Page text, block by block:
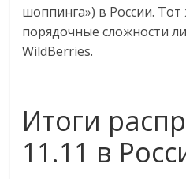
сервисах
для
технологиях,
соцсетях.
Нам
шоппинга») в России.
порядочные сложности
WildBerries.
Итоги
11.11 в